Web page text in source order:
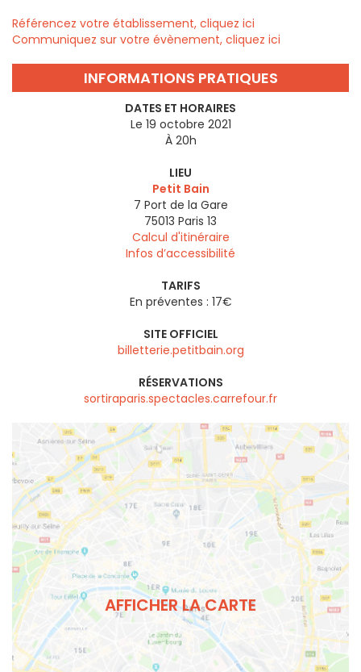
Référencez votre établissement, cliquez ici
Communiquez sur votre évènement, cliquez ici
INFORMATIONS PRATIQUES
DATES ET HORAIRES
Le 19 octobre 2021
À 20h
LIEU
Petit Bain
7 Port de la Gare
75013 Paris 13
Calcul d'itinéraire
Infos d’accessibilité
TARIFS
En préventes : 17€
SITE OFFICIEL
billetterie.petitbain.org
RÉSERVATIONS
sortiraparis.spectacles.carrefour.fr
AFFICHER LA CARTE